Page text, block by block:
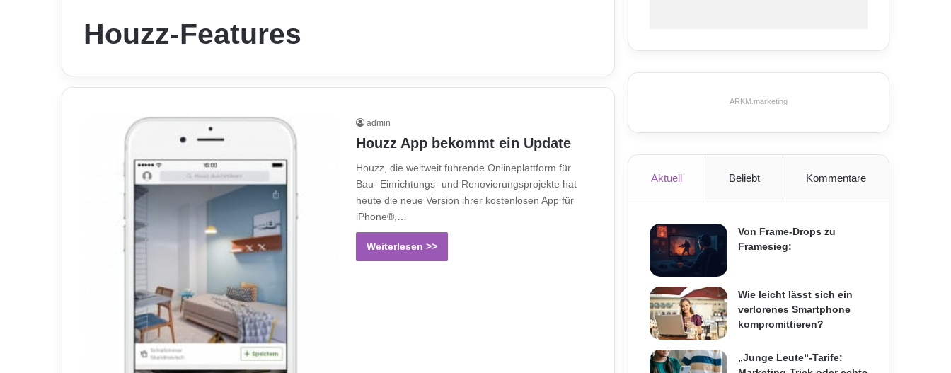
Houzz-Features
admin
Houzz App bekommt ein Update
Houzz, die weltweit führende Onlineplattform für
Bau- Einrichtungs- und Renovierungsprojekte hat
heute die neue Version ihrer kostenlosen App für
iPhone®,…
Weiterlesen >>
ARKM.marketing
Aktuell Beliebt Kommentare
Von Frame-Drops zu
Framesieg:
Wie leicht lässt sich ein
verlorenes Smartphone
kompromittieren?
„Junge Leute“-Tarife: